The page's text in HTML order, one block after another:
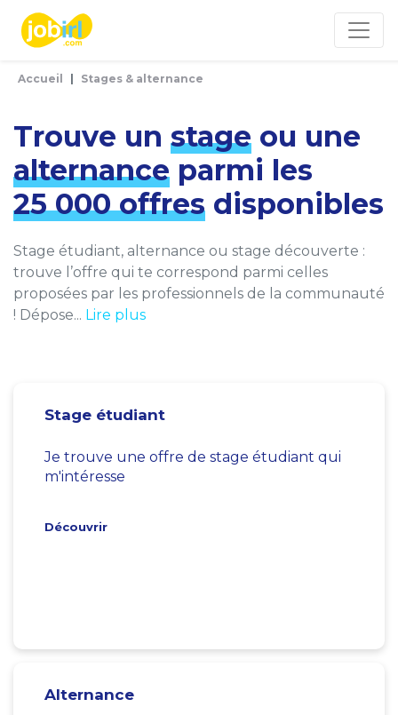
Accueil Stages & alternance
Trouve un stage ou une
alternance parmi les
25 000 offres disponibles
Stage étudiant, alternance ou stage découverte :
trouve l’offre qui te correspond parmi celles
proposées par les professionnels de la communauté
! Dépose... Lire plus
Stage étudiant
Je trouve une offre de stage étudiant qui
m'intéresse
Découvrir
Alternance
Panneau de gestion des cookies